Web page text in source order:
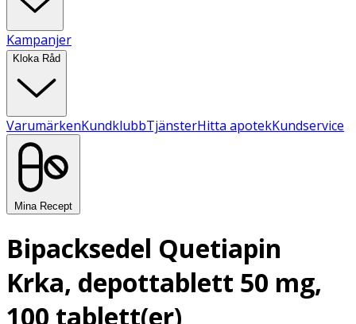
Kampanjer
Kloka Råd
VarumärkenKundklubbTjänsterHitta apotekKundservice
Mina Recept
Bipacksedel Quetiapin
Krka, depottablett 50 mg,
100 tablett(er)